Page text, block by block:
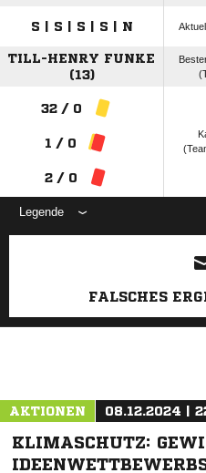
S | S | S | S | N
TILL-HENRY FUNKE
(13)
32 / 0
1 / 0
2 / 0
Legende
FALSCHES
AKTIONEN 08.12.2024 |
KLIMASCHUTZ: